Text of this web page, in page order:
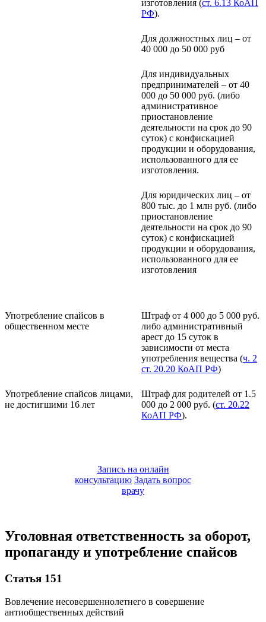
изготовления (ст. 6.13 КоАП
РФ).
Для должностных лиц – от
40 000 до 50 000 руб
Для индивидуальных
предпринимателей – от 40
000 до 50 000 руб. (либо
административное
приостановление
деятельности на срок до 90
суток) с конфискацией
продукции и оборудования,
использованного для ее
изготовления.
Для юридических лиц – от
800 тыс. до 1 млн руб. (либо
приостановление
деятельности на срок до 90
суток) с конфискацией
продукции и оборудования,
использованного для ее
изготовления
Употребление спайсов в
общественном месте
Штраф от 4 000 до 5 000 руб.
либо административный
арест до 15 суток в
зависимости от места
употребления вещества (ч. 2
ст. 20.20 КоАП РФ)
Употребление спайсов лицами,
не достигшими 16 лет
Штраф для родителей от 1.5
000 до 2 000 руб. (ст. 20.22
КоАП РФ).
Запись на онлайн
консультацию Задать вопрос
врачу
Уголовная ответственность за оборот,
пропаганду и употребление спайсов
Статья 151
Вовлечение несовершеннолетнего в совершение
антиобщественных действий